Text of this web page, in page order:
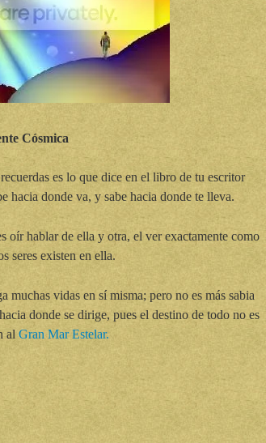
Cósmica
es lo que dice en el libro de tu escritor
hacia donde va, y sabe hacia donde te lleva.
oír hablar de ella y otra, el ver exactamente como
seres existen en ella.
muchas vidas en sí misma; pero no es más sabia
donde se dirige, pues el destino de todo no es
al Gran Mar Estelar.